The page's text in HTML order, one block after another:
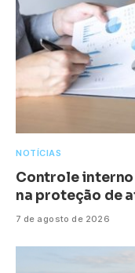
NOTÍCIAS
Controle
na proteção de
7 de agosto de 2026